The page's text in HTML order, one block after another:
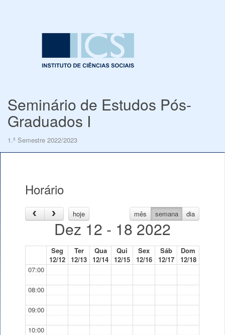
Seminário de Estudos Pós-
Graduados I
1.º Semestre 2022/2023
Horário
hoje mês semana dia
Dez 12 - 18 2022
Seg
12/12
Ter
12/13
Qua
12/14
Qui
12/15
Sex
12/16
Sáb
12/17
Dom
12/18
07:00
08:00
09:00
10:00